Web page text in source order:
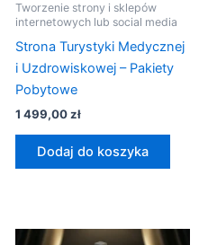
Tworzenie strony i sklepów
internetowych lub social media
Strona Turystyki Medycznej
i Uzdrowiskowej – Pakiety
Pobytowe
1 499,00zł
Dodaj do koszyka